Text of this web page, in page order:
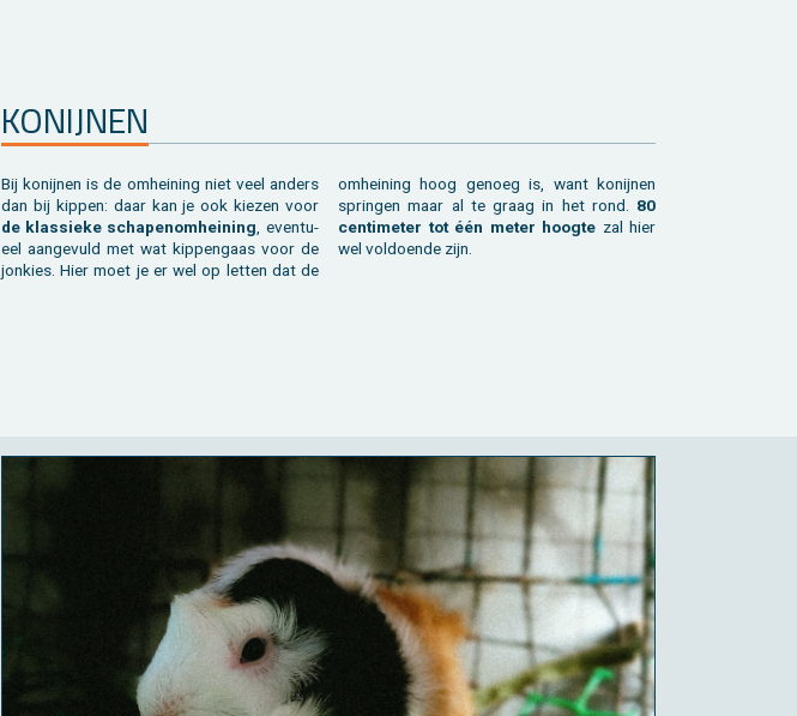
KO­NIJ­NEN
Bij ko­nij­nen is de om­hei­ning niet veel an­ders
dan bij kip­pen: daar kan je ook kie­zen voor
de klas­sie­ke scha­pe­nom­hei­ning , even­tu­
eel aan­ge­vuld met wat kip­pen­gaas voor de
jon­kies. Hier moet je er wel op let­ten dat de
om­hei­ning hoog ge­noeg is, want ko­nij­nen
sprin­gen maar al te graag in het rond. 80
cen­ti­me­ter tot één meter hoog­te zal hier
wel vol­doen­de zijn.